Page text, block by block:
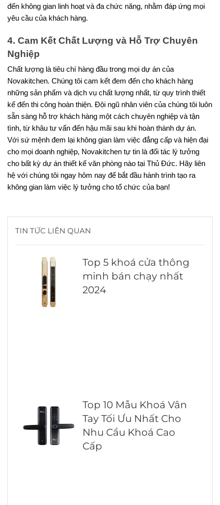
đến không gian linh hoạt và đa chức năng, nhằm đáp ứng mọi
yêu cầu của khách hàng.
4. Cam Kết Chất Lượng và Hỗ Trợ Chuyên
Nghiệp
Chất lượng là tiêu chí hàng đầu trong mọi dự án của
Novakitchen. Chúng tôi cam kết đem đến cho khách hàng
những sản phẩm và dịch vụ chất lượng nhất, từ quy trình thiết
kế đến thi công hoàn thiện. Đội ngũ nhân viên của chúng tôi luôn
sẵn sàng hỗ trợ khách hàng một cách chuyên nghiệp và tận
tình, từ khâu tư vấn đến hậu mãi sau khi hoàn thành dự án.
Với sứ mệnh đem lại không gian làm việc đẳng cấp và hiện đại
cho mọi doanh nghiệp, Novakitchen tự tin là đối tác lý tưởng
cho bất kỳ dự án thiết kế văn phòng nào tại Thủ Đức. Hãy liên
hệ với chúng tôi ngay hôm nay để bắt đầu hành trình tạo ra
không gian làm việc lý tưởng cho tổ chức của bạn!
TIN TỨC LIÊN QUAN
Top 5 khoá cửa thông
minh bán chạy nhất
2024
Top 10 Mẫu Khoá Vân
Tay Tối Ưu Nhất Cho
Nhu Cầu Khoá Cao
Cấp